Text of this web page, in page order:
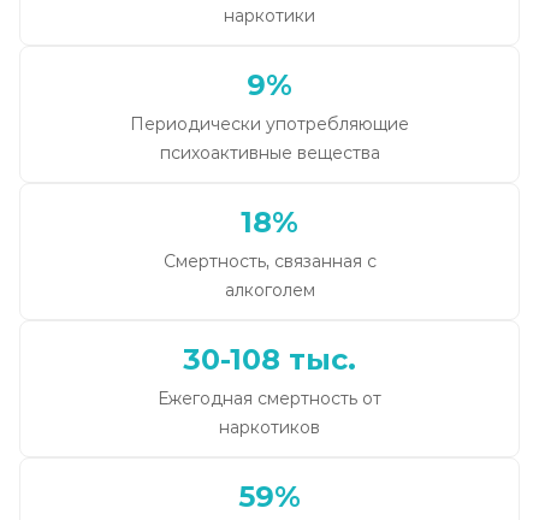
наркотики
9%
Периодически употребляющие
психоактивные вещества
18%
Смертность, связанная с
алкоголем
30-108 тыс.
Ежегодная смертность от
наркотиков
59%